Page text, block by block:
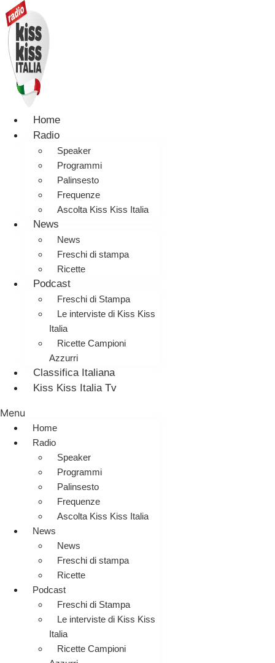
Home
Radio
Speaker
Programmi
Palinsesto
Frequenze
Ascolta Kiss Kiss Italia
News
News
Freschi di stampa
Ricette
Podcast
Freschi di Stampa
Le interviste di Kiss Kiss
Italia
Ricette Campioni
Azzurri
Classifica Italiana
Kiss Kiss Italia Tv
Menu
Home
Radio
Speaker
Programmi
Palinsesto
Frequenze
Ascolta Kiss Kiss Italia
News
News
Freschi di stampa
Ricette
Podcast
Freschi di Stampa
Le interviste di Kiss Kiss
Italia
Ricette Campioni